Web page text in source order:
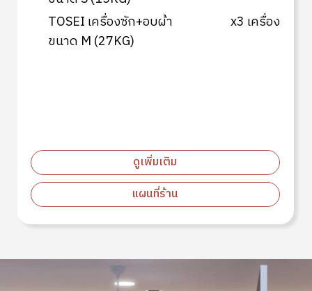
TOSEI เครื่องซัก+อบผ้า
ขนาด S (15KG)
ดูเพิ่มเติม
แผนที่ร้าน